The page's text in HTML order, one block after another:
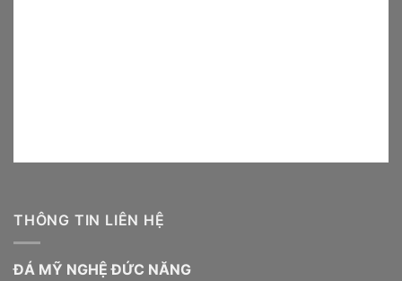
THÔNG TIN LIÊN HỆ
ĐÁ MỸ NGHỆ ĐỨC NĂNG